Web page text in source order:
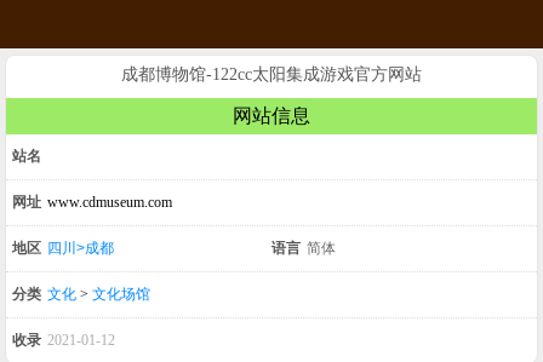
成都博物馆-122cc太阳集成游戏官方网站
网站信息
站名
网址 www.cdmuseum.com
地区 四川>成都 语言 简体
分类 文化 > 文化场馆
收录 2021-01-12